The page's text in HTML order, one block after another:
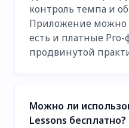
контроль темпа и
Приложение можно
есть и платные
продвинутой
Можно ли
Lessons бесплатно?